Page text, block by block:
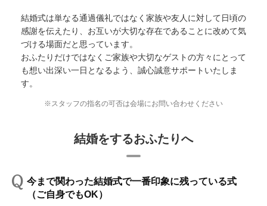
結婚式は単なる通過儀礼ではなく家族や友人に対して日頃の
感謝を伝えたり、お互いが大切な存在であることに改めて気
づける場面だと思っています。
おふたりだけではなくご家族や大切なゲストの方々にとって
も想い出深い一日となるよう、誠心誠意サポートいたしま
す。
※スタッフの指名の可否は会場にお問い合わせください
結婚をするおふたりへ
今まで関わった結婚式で一番印象に残っている式
（ご自身でもOK）